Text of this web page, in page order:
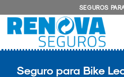
to
content
SEGUROS
Seguro para Bike